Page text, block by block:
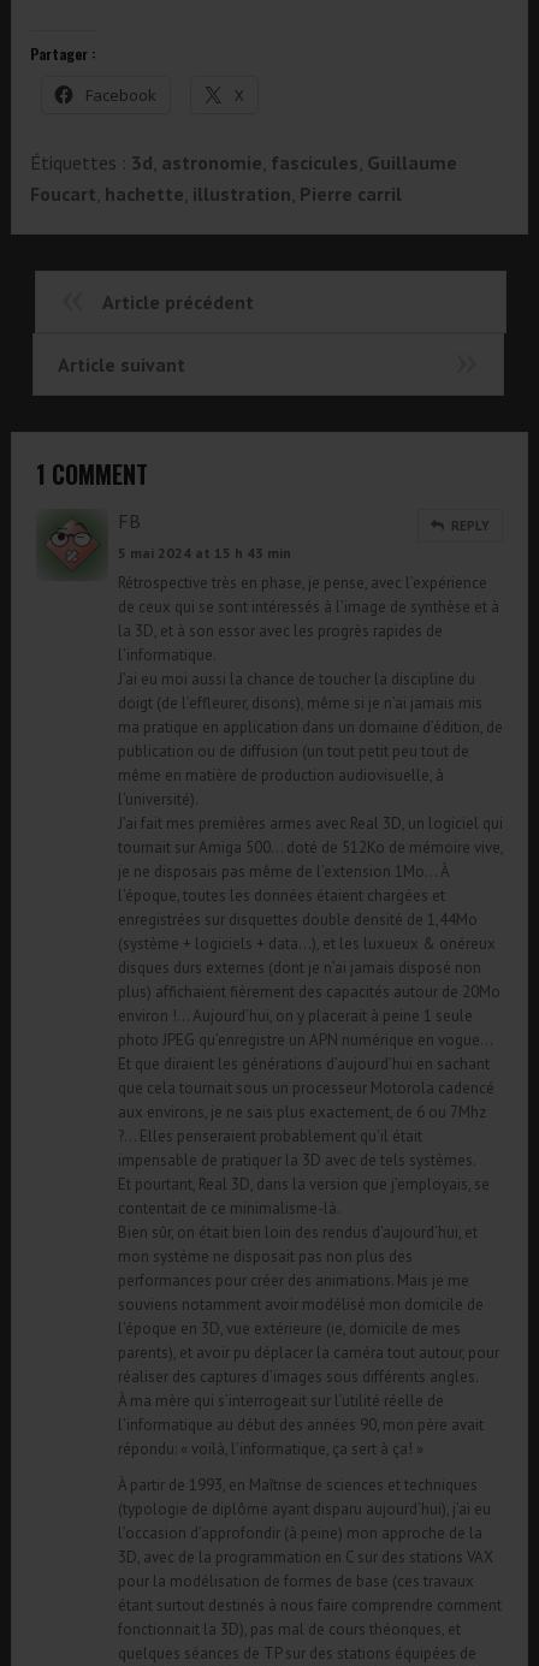
Partager :
Facebook X
Étiquettes : 3d, astronomie, fascicules, Guillaume
Foucart, hachette, illustration, Pierre carril
Article précédent
Article suivant
1 COMMENT
FB REPLY
5 mai 2024 at 15 h 43 min
Rétrospective très en phase, je pense, avec l’expérience
de ceux qui se sont intéressés à l’image de synthèse et à
la 3D, et à son essor avec les progrès rapides de
l’informatique.
J’ai eu moi aussi la chance de toucher la discipline du
doigt (de l’effleurer, disons), même si je n’ai jamais mis
ma pratique en application dans un domaine d’édition, de
publication ou de diffusion (un tout petit peu tout de
même en matière de production audiovisuelle, à
l’université).
J’ai fait mes premières armes avec Real 3D, un logiciel qui
tournait sur Amiga 500… doté de 512Ko de mémoire vive,
je ne disposais pas même de l’extension 1Mo… À
l’époque, toutes les données étaient chargées et
enregistrées sur disquettes double densité de 1,44Mo
(système + logiciels + data…), et les luxueux & onéreux
disques durs externes (dont je n’ai jamais disposé non
plus) affichaient fièrement des capacités autour de 20Mo
environ !… Aujourd’hui, on y placerait à peine 1 seule
photo JPEG qu’enregistre un APN numérique en vogue…
Et que diraient les générations d’aujourd’hui en sachant
que cela tournait sous un processeur Motorola cadencé
aux environs, je ne sais plus exactement, de 6 ou 7Mhz
?… Elles penseraient probablement qu’il était
impensable de pratiquer la 3D avec de tels systèmes.
Et pourtant, Real 3D, dans la version que j’employais, se
contentait de ce minimalisme-là.
Bien sûr, on était bien loin des rendus d’aujourd’hui, et
mon système ne disposait pas non plus des
performances pour créer des animations. Mais je me
souviens notamment avoir modélisé mon domicile de
l’époque en 3D, vue extérieure (ie, domicile de mes
parents), et avoir pu déplacer la caméra tout autour, pour
réaliser des captures d’images sous différents angles.
À ma mère qui s’interrogeait sur l’utilité réelle de
l’informatique au début des années 90, mon père avait
répondu: « voilà, l’informatique, ça sert à ça! »
À partir de 1993, en Maîtrise de sciences et techniques
(typologie de diplôme ayant disparu aujourd’hui), j’ai eu
l’occasion d’approfondir (à peine) mon approche de la
3D, avec de la programmation en C sur des stations VAX
pour la modélisation de formes de base (ces travaux
étant surtout destinés à nous faire comprendre comment
fonctionnait la 3D), pas mal de cours théoriques, et
quelques séances de TP sur des stations équipées de